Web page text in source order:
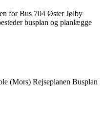
for Bus 704 Øster Jølby
busplan og planlægge
(Mors) Rejseplanen Busplan